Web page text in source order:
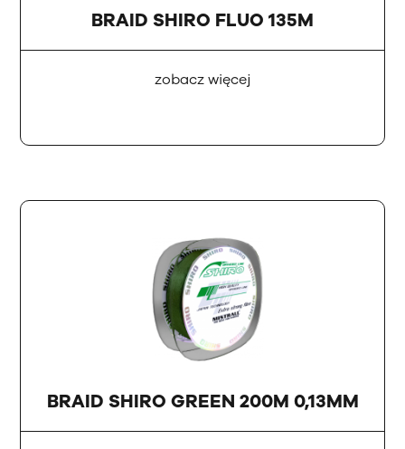
BRAID SHIRO FLUO 135M
zobacz więcej
BRAID SHIRO GREEN 200M 0,13MM